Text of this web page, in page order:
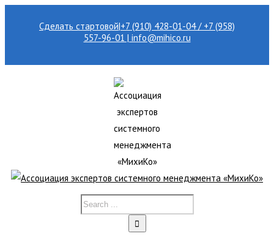
Сделать стартовой|+7 (910) 428-01-04 / +7 (958)
557-96-01 | info@mihico.ru